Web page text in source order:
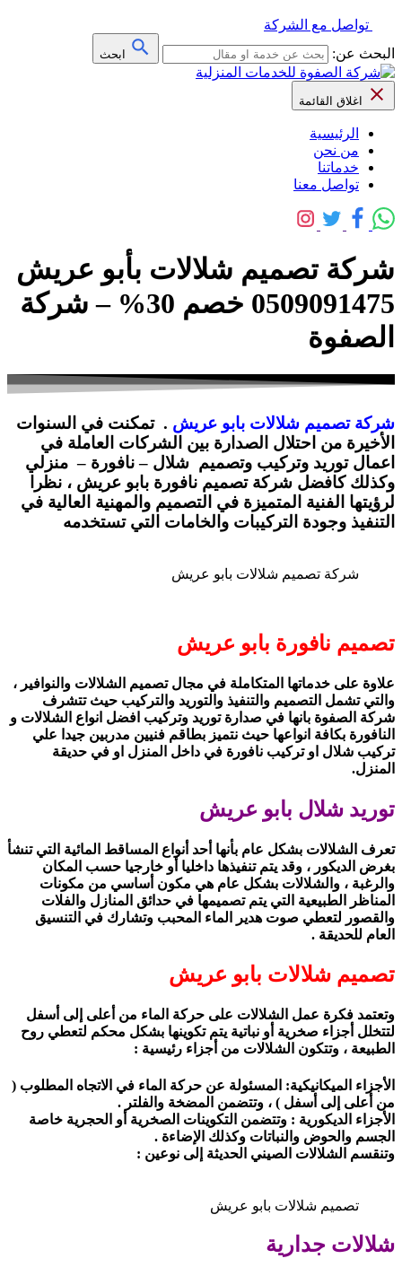
تواصل مع الشركة
البحث عن:
ابحث
اغلاق القائمة
الرئيسية
من نحن
خدماتنا
تواصل معنا
شركة تصميم شلالات بأبو عريش
0509091475 خصم 30% – شركة
الصفوة
شركة تصميم شلالات بابو عريش . تمكنت في السنوات
الأخيرة من احتلال الصدارة بين الشركات العاملة في
اعمال توريد وتركيب وتصميم شلال – نافورة – منزلي
وكذلك كافضل شركة تصميم نافورة بابو عريش ، نظرا
لرؤيتها الفنية المتميزة في التصميم والمهنية العالية في
التنفيذ وجودة التركيبات والخامات التي تستخدمه
شركة تصميم شلالات بابو عريش
تصميم نافورة بابو عريش
علاوة على خدماتها المتكاملة في مجال تصميم الشلالات والنوافير ،
والتي تشمل التصميم والتنفيذ والتوريد والتركيب حيث تتشرف
شركة الصفوة بانها في صدارة توريد وتركيب افضل انواع الشلالات و
النافورة بكافة انواعها حيث نتميز بطاقم فنيين مدربين جيدا علي
تركيب شلال او تركيب نافورة في داخل المنزل او في حديقة
المنزل.
توريد شلال بابو عريش
تعرف الشلالات بشكل عام بأنها أحد أنواع المساقط المائية التي تنشأ
بغرض الديكور ، وقد يتم تنفيذها داخليا أو خارجيا حسب المكان
والرغبة ، والشلالات بشكل عام هي مكون أساسي من مكونات
المناظر الطبيعية التي يتم تصميمها في حدائق المنازل والفلات
والقصور لتعطي صوت هدير الماء المحبب وتشارك في التنسيق
العام للحديقة .
تصميم شلالات بابو عريش
وتعتمد فكرة عمل الشلالات على حركة الماء من أعلى إلى أسفل
لتتخلل أجزاء صخرية أو نباتية يتم تكوينها بشكل محكم لتعطي روح
الطبيعة ، وتتكون الشلالات من أجزاء رئيسية :
الأجزاء الميكانيكية: المسئولة عن حركة الماء في الاتجاه المطلوب (
من أعلى إلى أسفل ) ، وتتضمن المضخة والفلتر .
الأجزاء الديكورية : وتتضمن التكوينات الصخرية أو الحجرية خاصة
الجسم والحوض والنباتات وكذلك الإضاءة .
وتنقسم الشلالات الصيني الحديثة إلى نوعين :
تصميم شلالات بابو عريش
شلالات جدارية